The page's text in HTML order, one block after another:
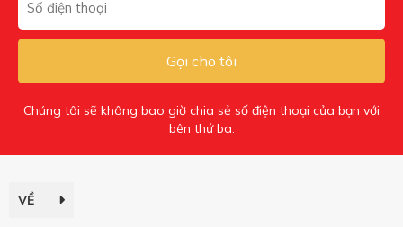
Gọi cho tôi
Chúng tôi sẽ không bao giờ chia sẻ số điện thoại của bạn với
bên thứ ba.
VỀ